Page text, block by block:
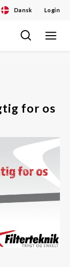
Dansk Login
Toggle
for os